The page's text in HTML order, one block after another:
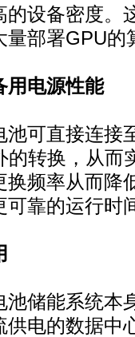
设备密度。
部署GPU的
用电源性能
可直接连接
转换，从而
频率从而降
可靠的运行时
储能系统本
供电的数据中